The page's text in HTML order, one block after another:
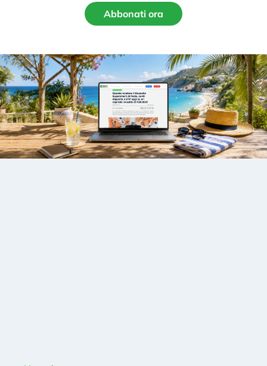
Abbonati ora